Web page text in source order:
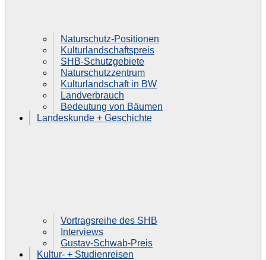
Naturschutz-Positionen
Kulturlandschaftspreis
SHB-Schutzgebiete
Naturschutzzentrum
Kulturlandschaft in BW
Landverbrauch
Bedeutung von Bäumen
Landeskunde + Geschichte
Vortragsreihe des SHB
Interviews
Gustav-Schwab-Preis
Kultur- + Studienreisen